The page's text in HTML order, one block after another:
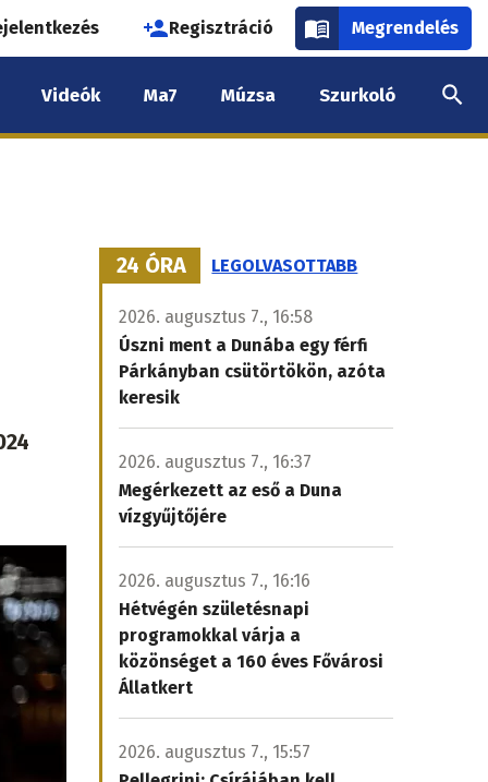
Regisztráció Megrendelés
Videók Ma7 Múzsa Szurkoló
24 ÓRA LEGOLVASOTTABB
2026. augusztus 7., 16:58
Úszni ment a Dunába egy férfi
Párkányban csütörtökön, azóta
keresik
2026. augusztus 7., 16:37
Megérkezett az eső a Duna
vízgyűjtőjére
2026. augusztus 7., 16:16
Hétvégén születésnapi
programokkal várja a
közönséget a 160 éves Fővárosi
Állatkert
2026. augusztus 7., 15:57